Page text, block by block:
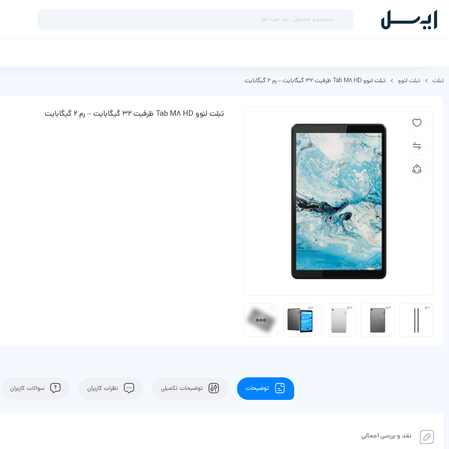
تبلت تبلت لنوو تبلت لنوو Tab M8 HD ظرفیت 32 گیگابایت – رم 2 گیگابایت
تبلت لنوو Tab M8 HD ظرفیت 32 گیگابایت – رم 2 گیگابایت
توضیحات توضیحات تکمیلی نظرات کاربران سوالات کاربران
نقد و بررسی اجمالی